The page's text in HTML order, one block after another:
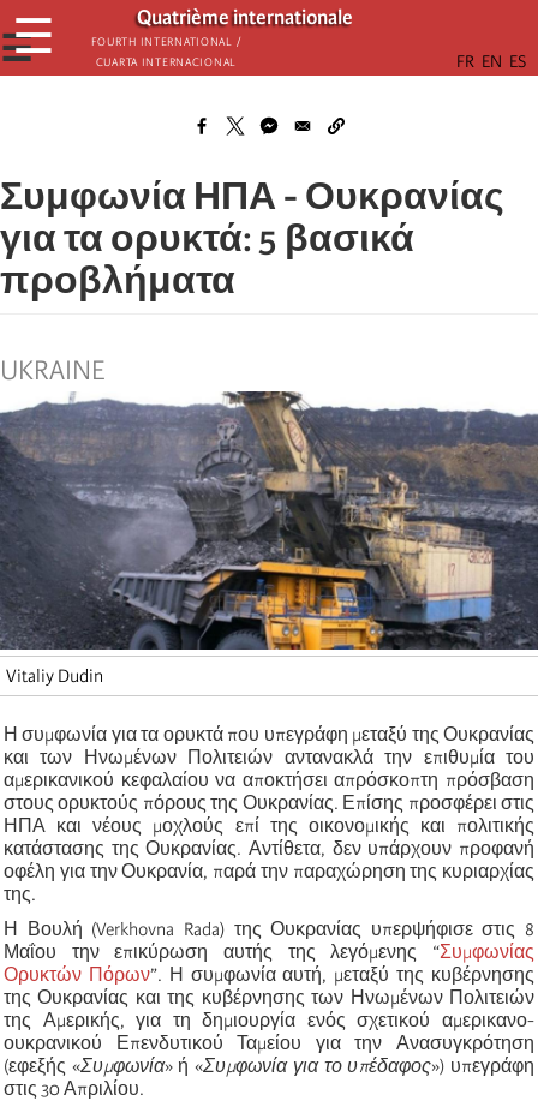
Παράκαμψη
προς
το
Quatrième internationale
Fourth International /
Cuarta Internacional
☰
☰
Συμφωνία ΗΠΑ - Ουκρανίας
για τα ορυκτά: 5 βασικά
προβλήματα
UKRAINE
Vitaliy Dudin
Η συμφωνία για τα ορυκτά που υπεγράφη μεταξύ της Ουκρανίας
και των Ηνωμένων Πολιτειών αντανακλά την επιθυμία του
αμερικανικού κεφαλαίου να αποκτήσει απρόσκοπτη πρόσβαση
στους ορυκτούς πόρους της Ουκρανίας. Επίσης προσφέρει στις
ΗΠΑ και νέους μοχλούς επί της οικονομικής και πολιτικής
κατάστασης της Ουκρανίας. Αντίθετα, δεν υπάρχουν προφανή
οφέλη για την Ουκρανία, παρά την παραχώρηση της κυριαρχίας
της.
Η Βουλή (Verkhovna Rada) της Ουκρανίας υπερψήφισε στις 8
Μαΐου την επικύρωση αυτής της λεγόμενης “Συμφωνίας
Ορυκτών Πόρων”. Η συμφωνία αυτή, μεταξύ της κυβέρνησης
της Ουκρανίας και της κυβέρνησης των Ηνωμένων Πολιτειών
της Αμερικής, για τη δημιουργία ενός σχετικού αμερικανο-
ουκρανικού Επενδυτικού Ταμείου για την Ανασυγκρότηση
(εφεξής «Συμφωνία» ή «Συμφωνία για το υπέδαφος») υπεγράφη
στις 30 Απριλίου.